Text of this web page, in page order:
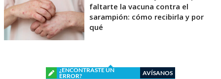
faltarte la vacuna contra el
sarampión: cómo recibirla y por
qué
¿ENCONTRASTE UN
ERROR?
AVÍSANOS